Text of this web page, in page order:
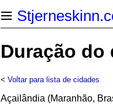
Duração do
< Voltar para lista de cidades
Açailândia (Maranhão,